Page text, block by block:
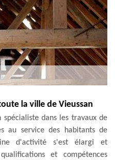
la ville de Vieussan
dans les travaux de
au service des habitants de
d'activité s'est élargi et
et compétences